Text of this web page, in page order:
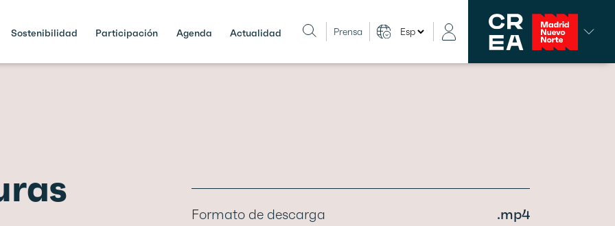
Sostenibilidad Participación Agenda Actualidad Prensa
Formato de descarga .mp4